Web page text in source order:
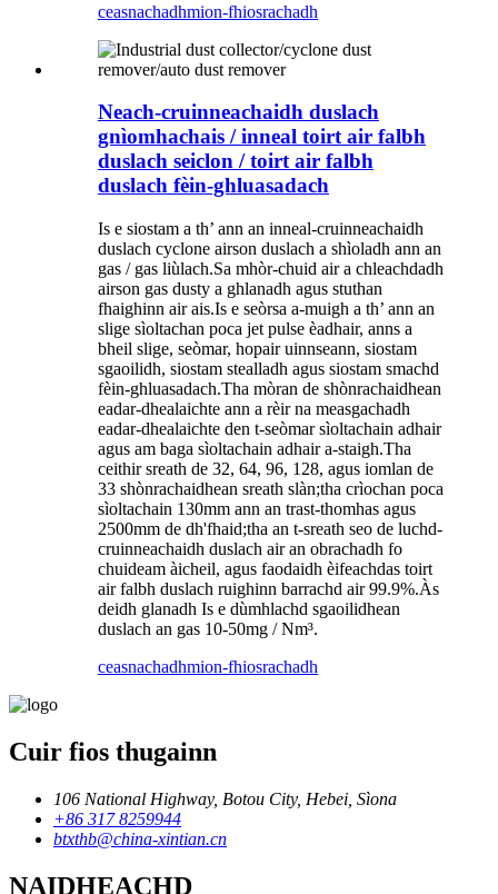
ceasnachadhmion-fhiosrachadh
Neach-cruinneachaidh duslach
gnìomhachais / inneal toirt air falbh
duslach seiclon / toirt air falbh
duslach fèin-ghluasadach
Is e siostam a th’ ann an inneal-cruinneachaidh
duslach cyclone airson duslach a shìoladh ann an
gas / gas liùlach.Sa mhòr-chuid air a chleachdadh
airson gas dusty a ghlanadh agus stuthan
fhaighinn air ais.Is e seòrsa a-muigh a th’ ann an
slige sìoltachan poca jet pulse èadhair, anns a
bheil slige, seòmar, hopair uinnseann, siostam
sgaoilidh, siostam stealladh agus siostam smachd
fèin-ghluasadach.Tha mòran de shònrachaidhean
eadar-dhealaichte ann a rèir na measgachadh
eadar-dhealaichte den t-seòmar sìoltachain adhair
agus am baga sìoltachain adhair a-staigh.Tha
ceithir sreath de 32, 64, 96, 128, agus iomlan de
33 shònrachaidhean sreath slàn;tha crìochan poca
sìoltachain 130mm ann an trast-thomhas agus
2500mm de dh'fhaid;tha an t-sreath seo de luchd-
cruinneachaidh duslach air an obrachadh fo
chuideam àicheil, agus faodaidh èifeachdas toirt
air falbh duslach ruighinn barrachd air 99.9%.Às
deidh glanadh Is e dùmhlachd sgaoilidhean
duslach an gas 10-50mg / Nm³.
ceasnachadhmion-fhiosrachadh
Cuir fios thugainn
106 National Highway, Botou City, Hebei, Sìona
+86 317 8259944
btxthb@china-xintian.cn
NAIDHEACHD